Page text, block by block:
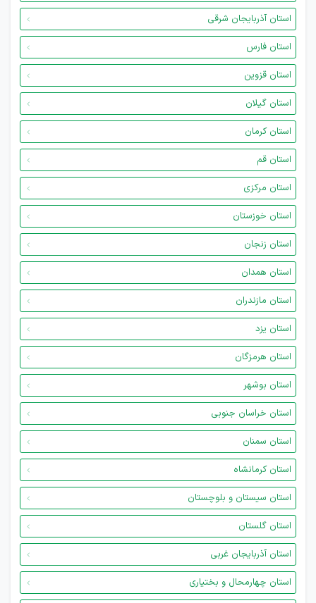
استان آذربایجان شرقی
استان فارس
استان قزوین
استان گیلان
استان کرمان
استان قم
استان مرکزی
استان خوزستان
استان زنجان
استان همدان
استان مازندران
استان یزد
استان هرمزگان
استان بوشهر
استان خراسان جنوبی
استان سمنان
استان کرمانشاه
استان سیستان و بلوچستان
استان گلستان
استان آذربایجان غربی
استان چهارمحال و بختیاری